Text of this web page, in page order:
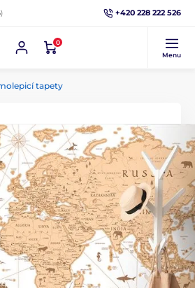
+420 228 222 526
0
Menu
tapety